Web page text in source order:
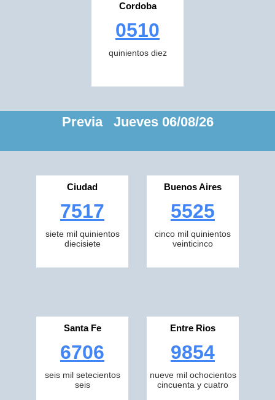
Cordoba
0510
quinientos diez
Previa Jueves 06/08/26
Ciudad
7517
siete mil quinientos
diecisiete
Buenos Aires
5525
cinco mil quinientos
veinticinco
Santa Fe
6706
seis mil setecientos
seis
Entre Rios
9854
nueve mil ochocientos
cincuenta y cuatro